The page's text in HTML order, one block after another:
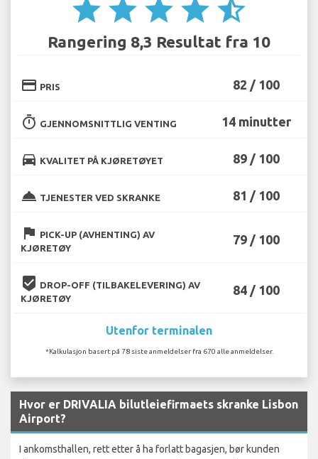
star star star star star_half
Rangering 8,3 Resultat fra 10
credit_card PRIS 82 / 100
timer GJENNOMSNITTLIG VENTING 14 minutter
directions_car KVALITET PÅ KJØRETØYET 89 / 100
room_service TJENESTER VED SKRANKE 81 / 100
flag PICK-UP (AVHENTING) AV
KJØRETØY
79 / 100
beenhere DROP-OFF (TILBAKELEVERING) AV
KJØRETØY
84 / 100
Utenfor terminalen
*Kalkulasjon basert på 78 siste anmeldelser fra 670 alle anmeldelser.
Hvor er DRIVALIA bilutleiefirmaets skranke Lisbon
Airport?
I ankomsthallen, rett etter å ha forlatt bagasjen, bør kunden